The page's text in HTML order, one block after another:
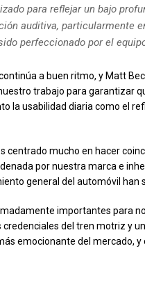
para reflejar un bajo
auditiva, particularmente
perfeccionado por el
a buen ritmo, y Matt
trabajo para garantizar
la usabilidad diaria como el
centrado mucho en hacer
por nuestra marca e
general del automóvil han
importantes para
del tren motriz y
emocionante del mercado,